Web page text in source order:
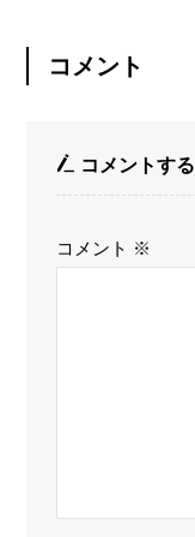
コメント
コメントする
コメント ※